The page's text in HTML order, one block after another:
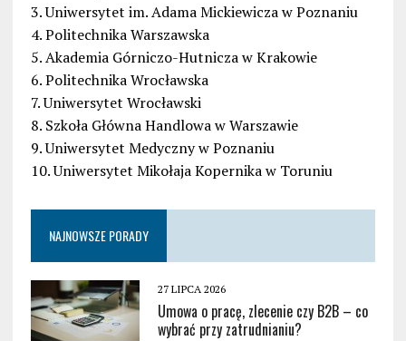
3. Uniwersytet im. Adama Mickiewicza w Poznaniu
4. Politechnika Warszawska
5. Akademia Górniczo-Hutnicza w Krakowie
6. Politechnika Wrocławska
7. Uniwersytet Wrocławski
8. Szkoła Główna Handlowa w Warszawie
9. Uniwersytet Medyczny w Poznaniu
10. Uniwersytet Mikołaja Kopernika w Toruniu
NAJNOWSZE PORADY
27 LIPCA 2026
Umowa o pracę, zlecenie czy B2B – co
wybrać przy zatrudnianiu?